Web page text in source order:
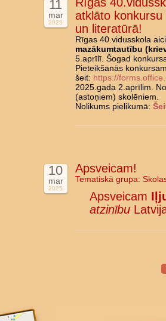
11
mar
2025
atklāto
un literatūrā!
Rīgas 40.vidusskola
mazākumtautību
5.aprīlī. Šogad
Pieteikšanās
šeit: https://
2025.gada 2.aprīlim.
(astoņiem) skolēniem.
Nolikums pielikumā:
10
mar
2025
Apsveicam!
Tematiskā grupa:
Apsveicam
atzinību